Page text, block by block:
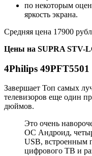
по некоторым
яркость экрана.
Средняя цена 17900
Цены на SUPRA STV-
4Philips 49PFT5501
Завершает Топ самых
телевизоров еще один
дюймов.
Это очень
ОС Андроид,
USB, встроенным
цифрового ТВ и